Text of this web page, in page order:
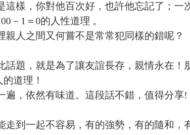
樣，你對他百次好，也許他忘記了；一
－1＝0的人性道理 。
人之間又何嘗不是常常犯同樣的錯呢？
題，就是為了讓友誼長存，親情永在！
道理！
，依然有味道。這段話不錯，值得分享!
到一起不容易，有的強勢，有的隨和，